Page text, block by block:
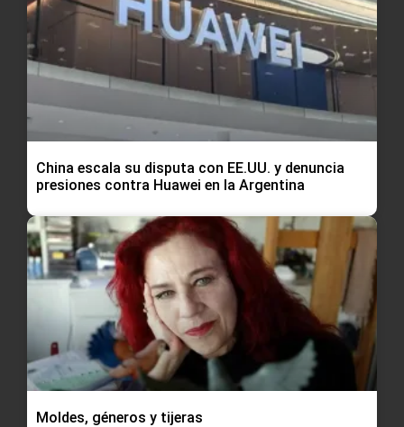
China escala su disputa con EE.UU. y denuncia
presiones contra Huawei en la Argentina
Moldes, géneros y tijeras